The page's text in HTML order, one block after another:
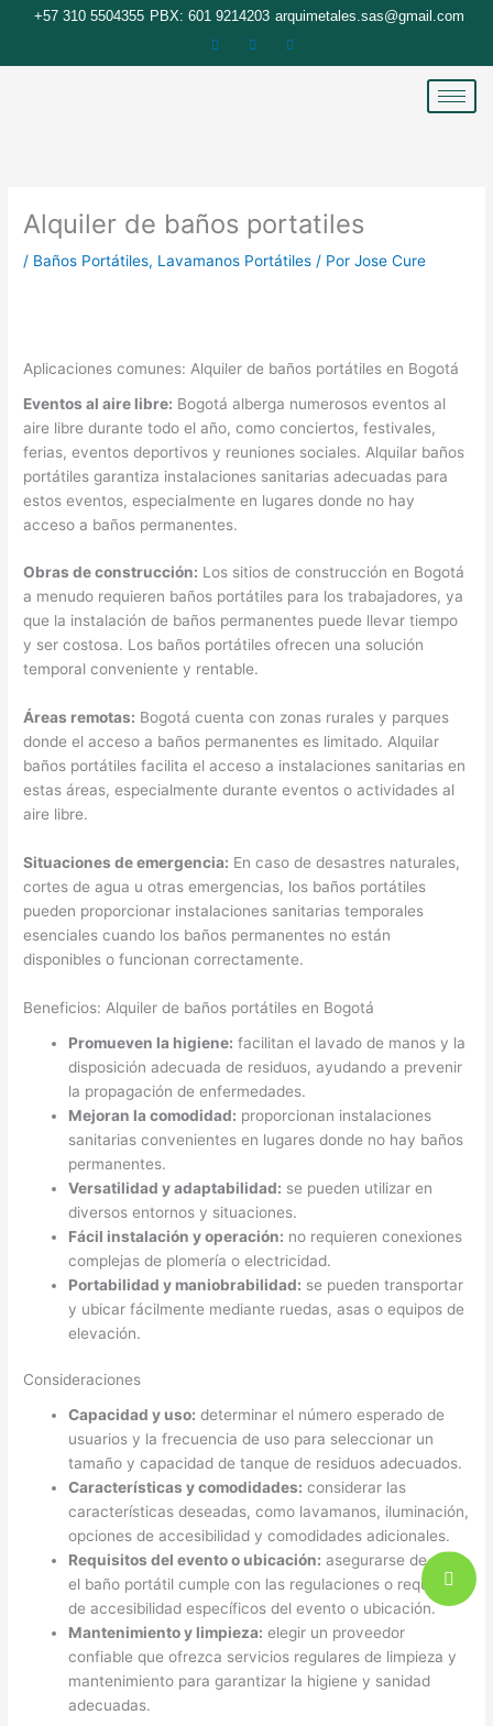
+57 310 5504355 PBX: 601 9214203 arquimetales.sas@gmail.com
Alquiler de baños portatiles
/ Baños Portátiles, Lavamanos Portátiles / PorJose Cure
Aplicaciones comunes: Alquiler de baños portátiles en Bogotá
Eventos al aire libre: Bogotá alberga numerosos eventos al
aire libre durante todo el año, como conciertos, festivales,
ferias, eventos deportivos y reuniones sociales. Alquilar baños
portátiles garantiza instalaciones sanitarias adecuadas para
estos eventos, especialmente en lugares donde no hay
acceso a baños permanentes.
Obras de construcción: Los sitios de construcción en Bogotá
a menudo requieren baños portátiles para los trabajadores, ya
que la instalación de baños permanentes puede llevar tiempo
y ser costosa. Los baños portátiles ofrecen una solución
temporal conveniente y rentable.
Áreas remotas: Bogotá cuenta con zonas rurales y parques
donde el acceso a baños permanentes es limitado. Alquilar
baños portátiles facilita el acceso a instalaciones sanitarias en
estas áreas, especialmente durante eventos o actividades al
aire libre.
Situaciones de emergencia: En caso de desastres naturales,
cortes de agua u otras emergencias, los baños portátiles
pueden proporcionar instalaciones sanitarias temporales
esenciales cuando los baños permanentes no están
disponibles o funcionan correctamente.
Beneficios: Alquiler de baños portátiles en Bogotá
Promueven la higiene: facilitan el lavado de manos y la
disposición adecuada de residuos, ayudando a prevenir
la propagación de enfermedades.
Mejoran la comodidad: proporcionan instalaciones
sanitarias convenientes en lugares donde no hay baños
permanentes.
Versatilidad y adaptabilidad: se pueden utilizar en
diversos entornos y situaciones.
Fácil instalación y operación: no requieren conexiones
complejas de plomería o electricidad.
Portabilidad y maniobrabilidad: se pueden transportar
y ubicar fácilmente mediante ruedas, asas o equipos de
elevación.
Consideraciones
Capacidad y uso: determinar el número esperado de
usuarios y la frecuencia de uso para seleccionar un
tamaño y capacidad de tanque de residuos adecuados.
Características y comodidades: considerar las
características deseadas, como lavamanos, iluminación,
opciones de accesibilidad y comodidades adicionales.
Requisitos del evento o ubicación: asegurarse de que
el baño portátil cumple con las regulaciones o requisitos
de accesibilidad específicos del evento o ubicación.
Mantenimiento y limpieza: elegir un proveedor
confiable que ofrezca servicios regulares de limpieza y
mantenimiento para garantizar la higiene y sanidad
adecuadas.